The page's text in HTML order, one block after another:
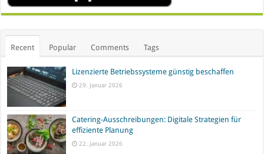
Recent Popular Comments Tags
Lizenzierte Betriebssysteme günstig beschaffen
29. Januar 2026
Catering-Ausschreibungen: Digitale Strategien für
effiziente Planung
22. Januar 2026